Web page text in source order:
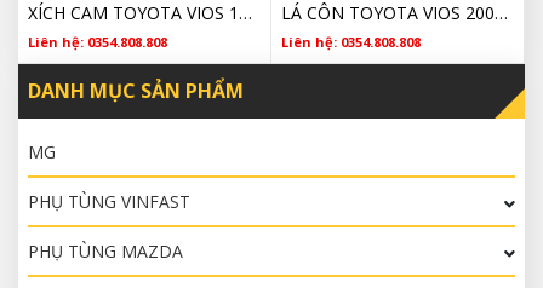
XÍCH CAM TOYOTA VIOS 1350621030 2002 2003 2004 2005 2006 2007 2008 2009 2010 2011 2012 2013 2014 2015 2016 2017 CHÍNH HÃNG
Liên hệ: 0354.808.808
LÁ CÔN TOYOTA VIOS 2002 2003 2004 2005 2006 2007 2008 2009 2010 2011 2012 2013 2014 2015 2016 2017 3123012191 CHÍNH HÃNG
Liên hệ: 0354.808.808
DANH MỤC SẢN PHẨM
MG
PHỤ TÙNG VINFAST
PHỤ TÙNG MAZDA